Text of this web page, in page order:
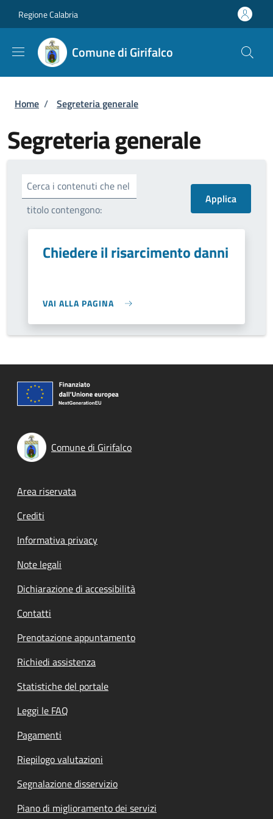
Regione Calabria
Comune di Girifalco
Briciole di pane
Home / Segreteria generale
Segreteria generale
Cerca i contenuti che nel
titolo contengono:
Chiedere il risarcimento danni
VAI ALLA PAGINA
Comune di Girifalco
Footer menu
Area riservata
Crediti
Informativa privacy
Note legali
Dichiarazione di accessibilità
Contatti
Prenotazione appuntamento
Richiedi assistenza
Statistiche del portale
Leggi le FAQ
Pagamenti
Riepilogo valutazioni
Segnalazione disservizio
Piano di miglioramento dei servizi